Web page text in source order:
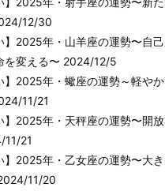
12/30
】2025年・山羊座の運勢〜自
を変える〜 2024/12/5
】2025年・蠍座の運勢～軽や
11/21
】2025年・天秤座の運勢〜開
11/21
】2025年・乙女座の運勢〜大
11/20